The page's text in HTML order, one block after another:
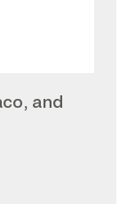
and